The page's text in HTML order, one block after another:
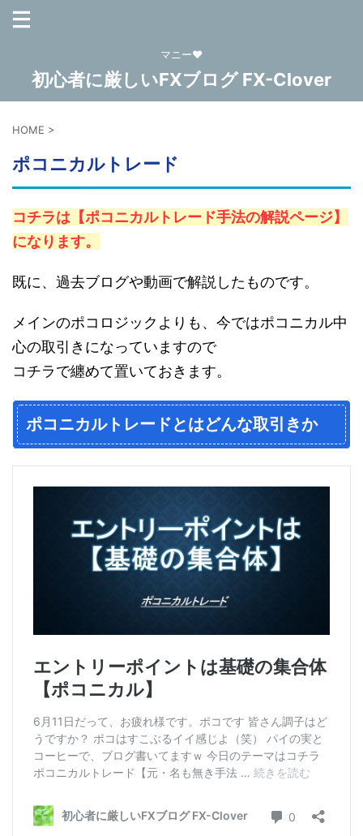
マニー❤
初心者に厳しいFXブログ FX-Clover
HOME >
ポコニカルトレード
コチラは【ポコニカルトレード手法の解説ページ】
になります。
既に、過去ブログや動画で解説したものです。
メインのポコロジックよりも、今ではポコニカル中
心の取引きになっていますので
コチラで纏めて置いておきます。
ポコニカルトレードとはどんな取引きか